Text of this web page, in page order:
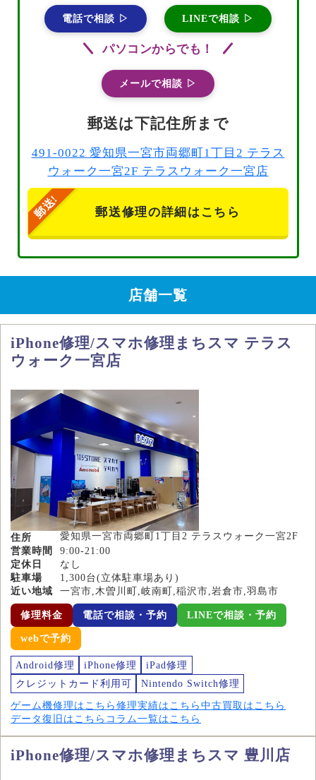
電話で相談 ▷ LINEで相談 ▷
パソコンからでも！
メールで相談 ▷
郵送は下記住所まで
491-0022 愛知県一宮市両郷町1丁目2 テラス
ウォーク一宮2F テラスウォーク一宮店
郵送修理の詳細はこちら
店舗一覧
iPhone修理/スマホ修理まちスマ テラス
ウォーク一宮店
住所
愛知県一宮市両郷町1丁目2 テラスウォーク一宮2F
営業時間
9:00-21:00
定休日
なし
駐車場
1,300台(立体駐車場あり)
近い地域
一宮市,木曽川町,岐南町,稲沢市,岩倉市,羽島市
修理料金 電話で相談・予約 LINEで相談・予約
webで予約
Android修理 iPhone修理
iPad修理
クレジットカード利用可
Nintendo Switch修理
ゲーム機修理はこちら 修理実績はこちら 中古買取はこちら
データ復旧はこちら コラム一覧はこちら
iPhone修理/スマホ修理まちスマ 豊川店